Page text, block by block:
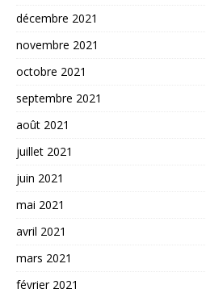
décembre 2021
novembre 2021
octobre 2021
septembre 2021
août 2021
juillet 2021
juin 2021
mai 2021
avril 2021
mars 2021
février 2021